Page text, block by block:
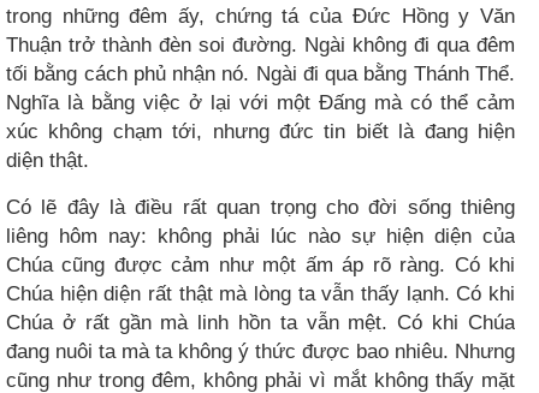
trong những đêm ấy, chứng tá của Đức Hồng y Văn
Thuận trở thành đèn soi đường. Ngài không đi qua đêm
tối bằng cách phủ nhận nó. Ngài đi qua bằng Thánh Thể.
Nghĩa là bằng việc ở lại với một Đấng mà có thể cảm
xúc không chạm tới, nhưng đức tin biết là đang hiện
diện thật.
Có lẽ đây là điều rất quan trọng cho đời sống thiêng
liêng hôm nay: không phải lúc nào sự hiện diện của
Chúa cũng được cảm như một ấm áp rõ ràng. Có khi
Chúa hiện diện rất thật mà lòng ta vẫn thấy lạnh. Có khi
Chúa ở rất gần mà linh hồn ta vẫn mệt. Có khi Chúa
đang nuôi ta mà ta không ý thức được bao nhiêu. Nhưng
cũng như trong đêm, không phải vì mắt không thấy mặt